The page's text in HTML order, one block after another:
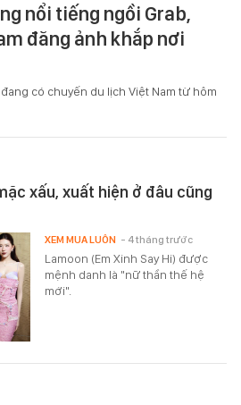
nổi tiếng ngồi Grab,
đăng ảnh khắp nơi
có chuyến du lịch Việt Nam từ hôm
xấu, xuất hiện ở đâu cũng
Lamoon (Em Xinh Say Hi) được
mệnh danh là "nữ thần thế hệ
mới".
XEM MUA LUÔN - 4 tháng trước